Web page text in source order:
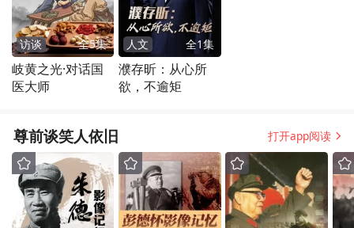
访谈 全5集
岐黄之光·对话国
医大师
人文 全1集
濮存昕：从心所
欲，不逾矩
尊前谈笑人依旧 打开app阅读